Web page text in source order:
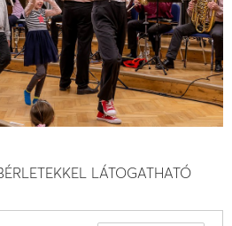
LÁTOGATHATÓ